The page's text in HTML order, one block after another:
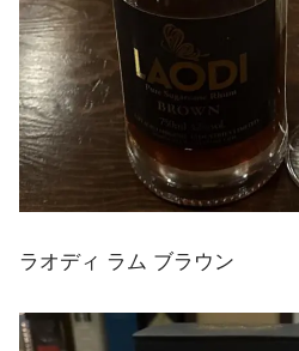
ラオディ ラム ブラウン